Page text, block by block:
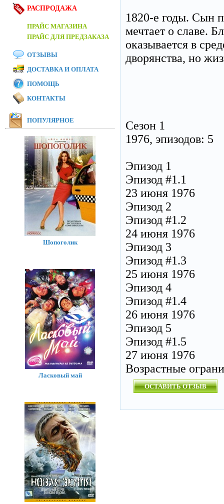
1820-е годы. Сын
мечтает о славе.
оказывается в
дворянства, но
Сезон 1
1976, эпизодов: 5
Эпизод 1
Эпизод #1.1
23 июня 1976
Эпизод 2
Эпизод #1.2
24 июня 1976
Эпизод 3
Эпизод #1.3
25 июня 1976
Эпизод 4
Эпизод #1.4
26 июня 1976
Эпизод 5
Эпизод #1.5
27 июня 1976
Возрастные
ОСТАВИТЬ ОТЗЫВ
РАСПРОДАЖА
ПРАЙС МАГАЗИНА
ПРАЙС ДЛЯ ПРЕДЗАКАЗА
ОТЗЫВЫ
ДОСТАВКА И ОПЛАТА
ПОМОЩЬ
КОНТАКТЫ
ПОПУЛЯРНОЕ
Шопоголик
Ласковый май